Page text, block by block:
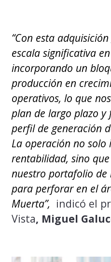
“Con esta
escala significativa
incorporando un
producción en
operativos, lo que
plan de largo plazo
perfil de generación
La operación no solo
rentabilidad, sino
nuestro portafolio de
para perforar en el
Muerta”, indicó el
Vista, Miguel